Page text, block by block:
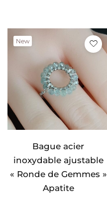
New
Bague acier
inoxydable ajustable
« Ronde de Gemmes »
Apatite